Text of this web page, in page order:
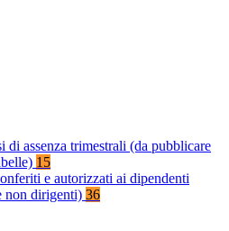
di assenza trimestrali (da pubblicare
15
e autorizzati ai dipendenti
non dirigenti) 36